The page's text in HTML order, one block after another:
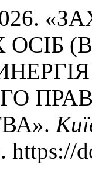
https://